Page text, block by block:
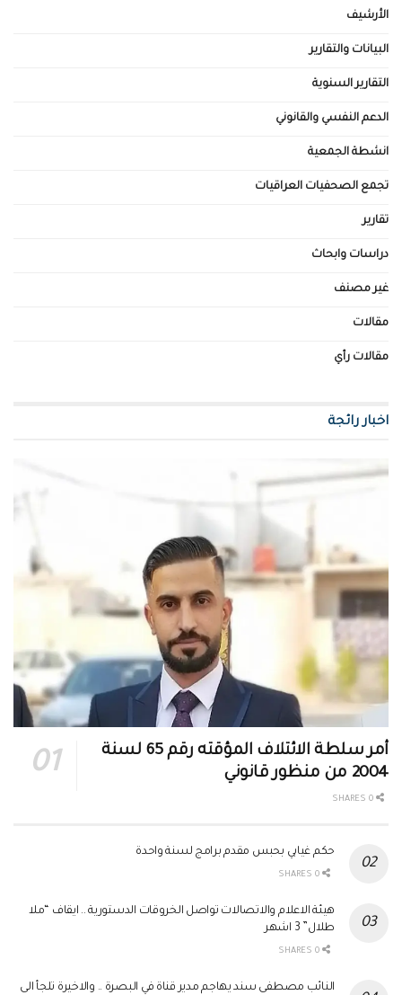
الأرشيف
البيانات والتقارير
التقارير السنوية
الدعم النفسي والقانوني
انشطة الجمعية
تجمع الصحفيات العراقيات
تقارير
دراسات وابحاث
غير مصنف
مقالات
مقالات رأي
اخبار رائجة
أمر سلطة الائتلاف المؤقته رقم 65 لسنة
2004 من منظور قانوني
حكم غيابي بحبس مقدم برامج لسنة واحدة
هيئة الاعلام والاتصالات تواصل الخروقات الدستورية .. ايقاف “ملا
طلال” 3 اشهر
النائب مصطفى سند يهاجم مدير قناة في البصرة .. والاخيرة تلجأ الى